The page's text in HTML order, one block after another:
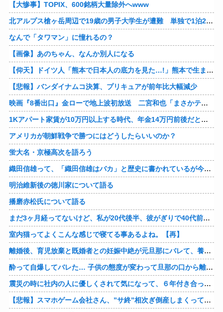
【大惨事】TOPIX、600銘柄大量除外へwww
北アルプス槍ヶ岳周辺で19歳の男子大学生が遭難 単独で1泊2日の予定で入山も連絡取れず 警察が9日以降捜索予定
なんで「タワマン」に憧れるの？
【画像】あのちゃん、なんか別人になる
【仰天】ドイツ人「熊本で日本人の底力を見た…!」熊本で生まれて初めて震度7の大地震を経験したドイツ人。直後、日本人たちの行動に衝撃を受けてしまう…
【悲報】バンダイナムコ決算、プリキュアが前年比大幅減少
映画『8番出口』金ローで地上波初放送 二宮和也「まさかテレビにまで迷い込んでしまうとは」
1Kアパート家賃が10万円以上する時代、年金14万円前後だと賃貸の人は無理じゃね？
アメリカが朝鮮戦争で勝つにはどうしたらいいのか？
蛍大名・京極高次を語ろう
織田信雄って、「織田信雄はバカ」と歴史に書かれているが今まで家が残っているんでバカではないよな？
明治維新後の徳川家について語る
播磨赤松氏について語る
まだ3ヶ月経ってないけど、私が20代後半、彼がぎりで40代前半でＷ不倫中。計画している彼との二泊三日の旅行、早く行けるといいな♪
室内猫ってよくこんな感じで寝てる事あるよね。【再】
離婚後、育児放棄と既婚者との妊娠中絶が元旦那にバレて、養育費の支払いが止まった… 私が正社員で働くまで止めると言われてるけど、女として生きたいの。
酔って自爆してバレた… 子供の態度が変わって旦那の口から離婚って言葉が出て、急速に現実に引き戻されたっていうか、あー私本当にしちゃいけないことしてたんだなと思い知った。
震災の時に社内の人に優しくされて気になって、６年付き合った彼に別れを告げました。その時新たな好きな人に夢中で元彼はどうでもよく思えました。今ははっきり言って後悔してます…
【悲報】スマホゲーム会社さん、”サ終”相次ぎ倒産しまくってる模様